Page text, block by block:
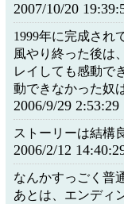
2007/10/20
1999年に完成され
風やり終った後は
レイしても感動で
動できなかった奴
2006/9/29 2:53:29
ストーリーは結構
2006/2/12
なんかすっごく普
あとは、エンディ